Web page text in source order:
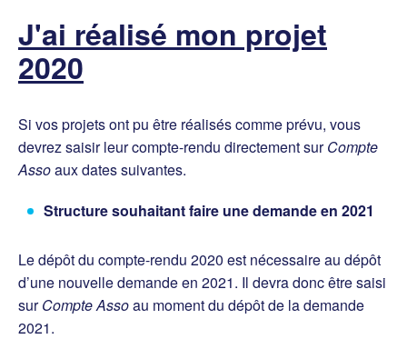
J'ai réalisé mon projet
2020
Si vos projets ont pu être réalisés comme prévu, vous
devrez saisir leur compte-rendu directement surCompte
Assoaux dates suivantes.
Structure souhaitant faire une demande en 2021
Le dépôt du compte-rendu 2020 est nécessaire au dépôt
d’une nouvelle demande en 2021. Il devra donc être saisi
surCompte Assoau moment du dépôt de la demande
2021.